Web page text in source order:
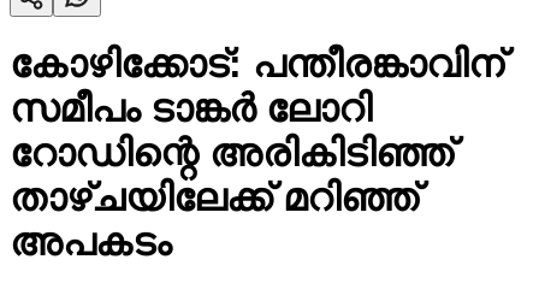
കോഴിക്കോട്: പന്തീരങ്കാവിന്
സമീപം ടാങ്കർ ലോറി
റോഡിന്റെ അരികിടിഞ്ഞ്
താഴ്ചയിലേക്ക് മറിഞ്ഞ്
അപകടം